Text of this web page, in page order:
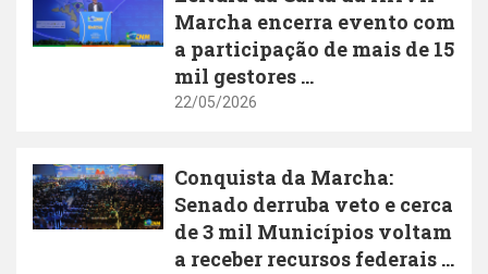
Marcha encerra evento com
a participação de mais de 15
mil gestores ...
22/05/2026
Conquista da Marcha:
Senado derruba veto e cerca
de 3 mil Municípios voltam
a receber recursos federais ...